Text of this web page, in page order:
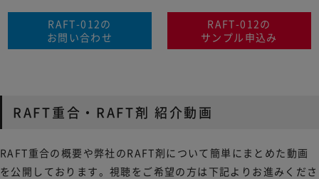
RAFT-012の
お問い合わせ
RAFT-012の
サンプル申込み
RAFT重合・RAFT剤 紹介動画
RAFT重合の概要や弊社のRAFT剤について簡単にまとめた動画
を公開しております。視聴をご希望の方は下記よりお進みくださ